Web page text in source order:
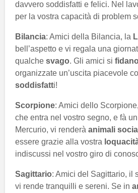
davvero soddisfatti e felici. Nel
per la vostra capacità di problem
Bilancia: Amici della Bilancia, la
bell’aspetto e vi regala una
qualche svago. Gli amici si fidano
organizzate un’uscita piacevole
soddisfatti!
Scorpione: Amici dello
che entra nel vostro segno, e fà
Mercurio, vi renderà animali
essere grazie alla vostra
indiscussi nel vostro giro di
Sagittario: Amici del Sagittario, il
vi rende tranquilli e sereni. Se in